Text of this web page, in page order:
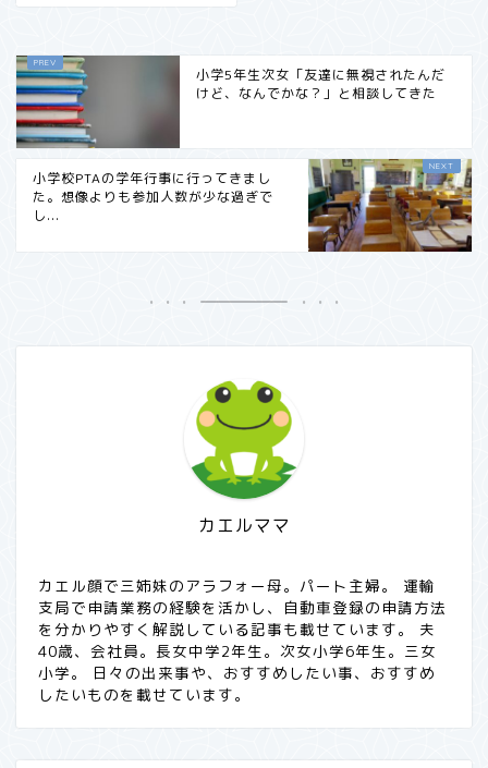
小学5年生次女「友達に無視されたんだ
けど、なんでかな？」と相談してきた
小学校PTAの学年行事に行ってきまし
た。想像よりも参加人数が少な過ぎで
し...
カエルママ
カエル顔で三姉妹のアラフォー母。パート主婦。 運輸
支局で申請業務の経験を活かし、自動車登録の申請方法
を分かりやすく解説している記事も載せています。 夫
40歳、会社員。長女中学2年生。次女小学6年生。三女
小学。 日々の出来事や、おすすめしたい事、おすすめ
したいものを載せています。